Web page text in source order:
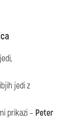
jedi z
prikazi – Peter